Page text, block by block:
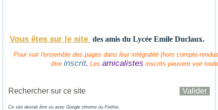
Vous êtes sur le site des amis du Lycée Emile Duclaux.
Pour voir l'ensemble des pages dans leur intégralité (hors compte-
être inscrit. Les amicalistes inscrits peuvent voir
Ce site devrait être vu avec Google chrome ou Firefox.